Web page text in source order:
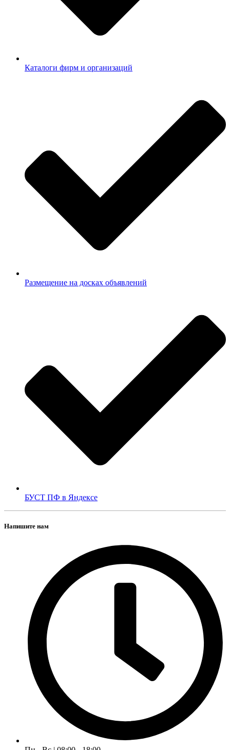
Каталоги фирм и организаций
Размещение на досках объявлений
БУСТ ПФ в Яндексе
Напишите нам